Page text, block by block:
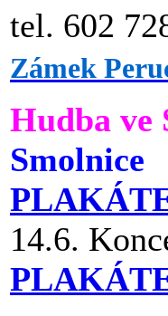
tel. 602
Zámek
Hudba ve
Smolnice
14.6.